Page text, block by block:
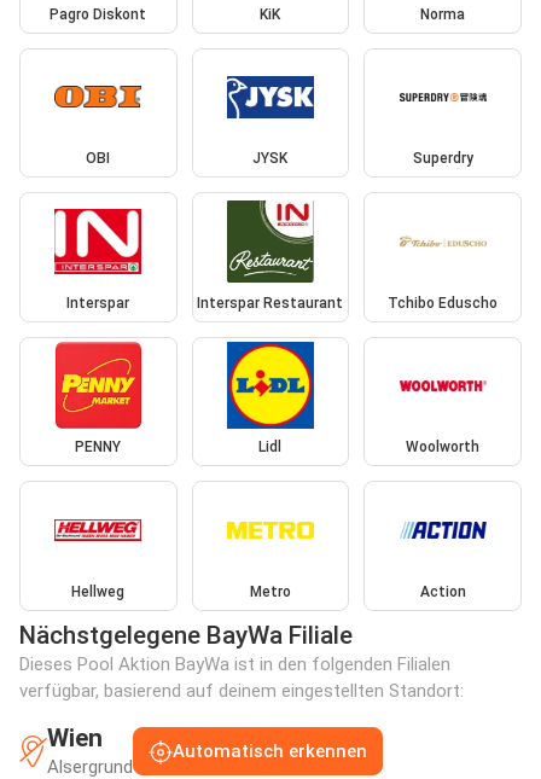
Pagro Diskont KiK Norma
OBI JYSK Superdry
Interspar Interspar Restaurant Tchibo Eduscho
PENNY Lidl Woolworth
Hellweg Metro Action
Nächstgelegene BayWa Filiale
Dieses Pool Aktion BayWa ist in den folgenden Filialen
verfügbar, basierend auf deinem eingestellten Standort:
Wien
Alsergrund
Automatisch erkennen